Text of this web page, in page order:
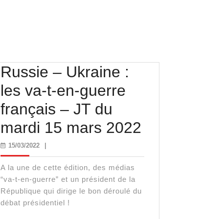
Russie – Ukraine :
les va-t-en-guerre
français – JT du
mardi 15 mars 2022
15/03/202215/03/2022
A la une de cette édition, des médias
“va-t-en-guerre” et un président de la
République qui dirige le bon déroulé du
débat présidentiel !